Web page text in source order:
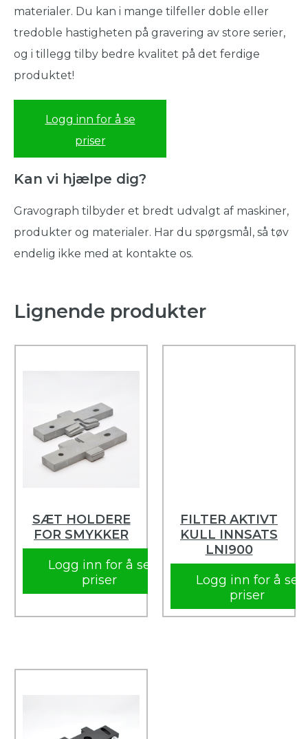
materialer. Du kan i mange tilfeller doble eller
tredoble hastigheten på gravering av store serier,
og i tillegg tilby bedre kvalitet på det ferdige
produktet!
Logg inn for å se
priser
Kan vi hjælpe dig?
Gravograph tilbyder et bredt udvalgt af maskiner,
produkter og materialer. Har du spørgsmål, så tøv
endelig ikke med at kontakte os.
Lignende produkter
SÆT HOLDERE
FOR SMYKKER
Logg inn for å se
priser
FILTER AKTIVT
KULL INNSATS
LNI900
Logg inn for å se
priser